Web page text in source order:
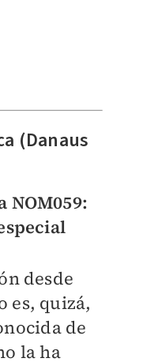
(Danaus
NOM059:
desde
es, quizá,
de
la ha